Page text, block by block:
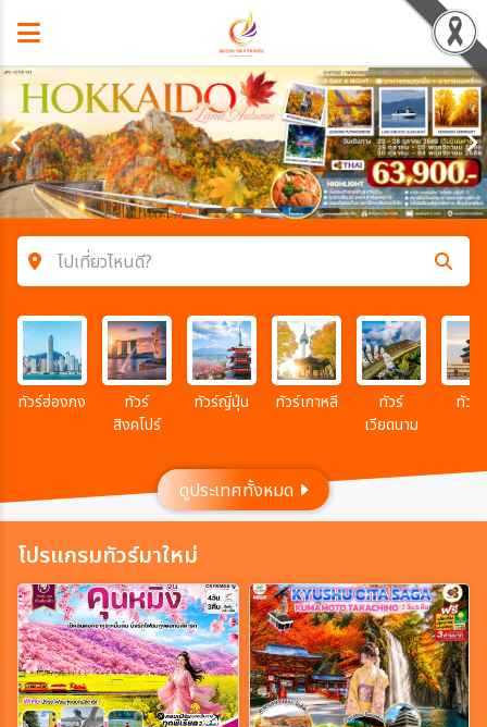
ไปเที่ยวไหนดี?
ค้นหาโปรแกรมทัวร์
คำค้นหา
เมือง
สายการบิน
ทัวร์ฮ่องกง
ทัวร์
สิงคโปร์
ทัวร์ญี่ปุ่น ทัวร์เกาหลี
ทัวร์
เวียดนาม
ทัวร์
ดูประเทศทั้งหมด
โปรแกรมทัวร์มาใหม่